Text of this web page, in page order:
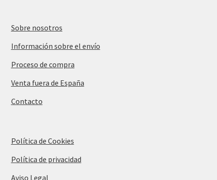
Sobre nosotros
Información sobre el envío
Proceso de compra
Venta fuera de España
Contacto
Política de Cookies
Política de privacidad
Aviso Legal